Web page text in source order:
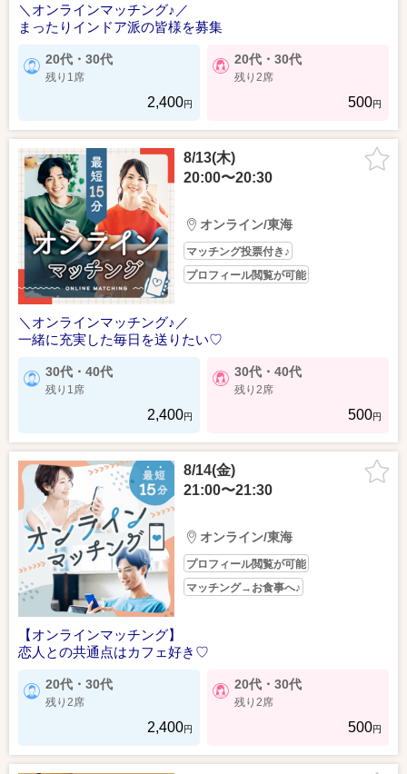
＼オンラインマッチング♪／
まったりインドア派の皆様を募集
20代・30代
残り1席
2,400円
20代・30代
残り2席
500円
8/13(木)
20:00〜20:30
オンライン/東海
マッチング投票付き♪
プロフィール閲覧が可能
＼オンラインマッチング♪／
一緒に充実した毎日を送りたい♡
30代・40代
残り1席
2,400円
30代・40代
残り2席
500円
8/14(金)
21:00〜21:30
オンライン/東海
プロフィール閲覧が可能
マッチング→お食事へ♪
【オンラインマッチング】
恋人との共通点はカフェ好き♡
20代・30代
残り2席
2,400円
20代・30代
残り2席
500円